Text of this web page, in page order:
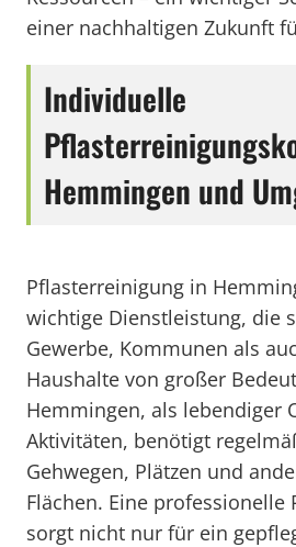
einer nachhaltigen Zukunft
Individuelle
Hemmingen und
Pflasterreinigung in
wichtige Dienstleistung, die
Gewerbe, Kommunen als
Haushalte von großer
Hemmingen, als lebendiger
Aktivitäten, benötigt
Gehwegen, Plätzen und
Flächen. Eine professionelle
sorgt nicht nur für ein